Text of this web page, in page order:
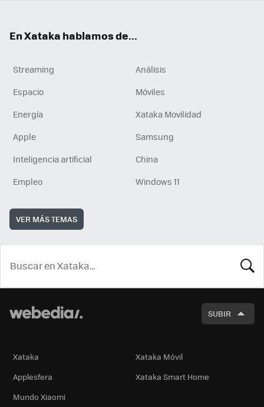
En Xataka hablamos de...
Streaming
Análisis
Espacio
Móviles
Energía
Xataka Movilidad
Apple
Samsung
Inteligencia artificial
China
Empleo
Windows 11
VER MÁS TEMAS
SUBIR
Xataka
Xataka Móvil
Applesfera
Xataka Smart Home
Mundo Xiaomi